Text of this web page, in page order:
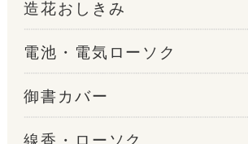
造花おしきみ
電池・電気ローソク
御書カバー
線香・ローソク